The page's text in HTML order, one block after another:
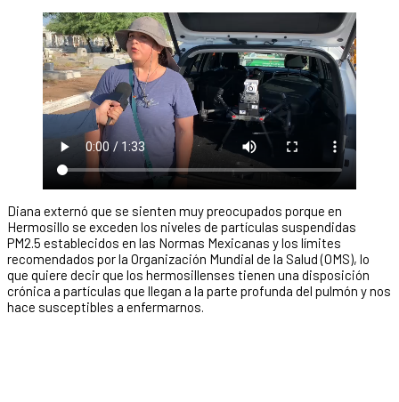
Diana externó que se sienten muy preocupados porque en
Hermosillo se exceden los niveles de partículas suspendidas
PM2.5 establecidos en las Normas Mexicanas y los límites
recomendados por la Organización Mundial de la Salud (OMS), lo
que quiere decir que los hermosillenses tienen una disposición
crónica a partículas que llegan a la parte profunda del pulmón y nos
hace susceptibles a enfermarnos.